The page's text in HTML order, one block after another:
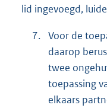
lid ingevoegd,
7. Voor de
daarop
twee
toepassing
elkaars